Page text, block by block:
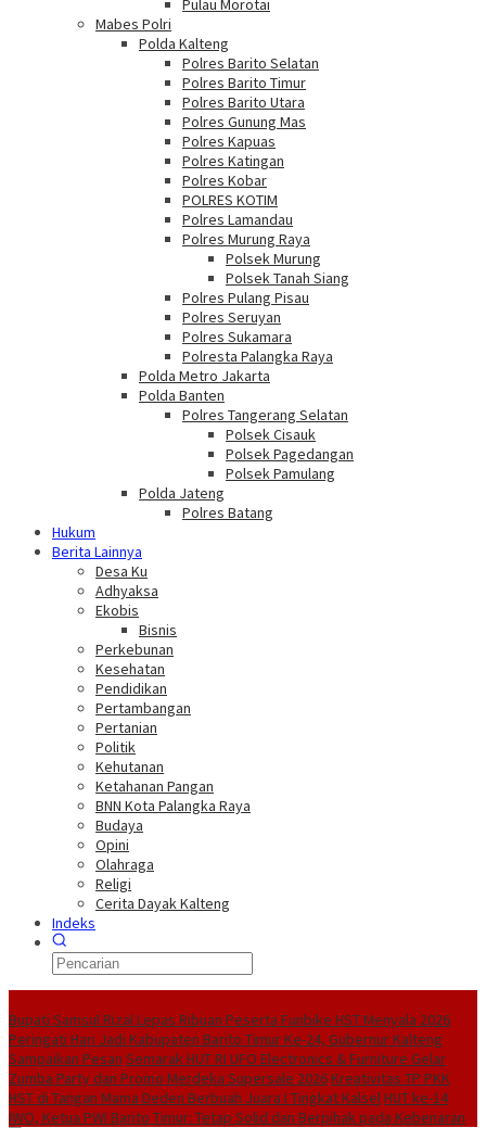
Pulau Morotai
Mabes Polri
Polda Kalteng
Polres Barito Selatan
Polres Barito Timur
Polres Barito Utara
Polres Gunung Mas
Polres Kapuas
Polres Katingan
Polres Kobar
POLRES KOTIM
Polres Lamandau
Polres Murung Raya
Polsek Murung
Polsek Tanah Siang
Polres Pulang Pisau
Polres Seruyan
Polres Sukamara
Polresta Palangka Raya
Polda Metro Jakarta
Polda Banten
Polres Tangerang Selatan
Polsek Cisauk
Polsek Pagedangan
Polsek Pamulang
Polda Jateng
Polres Batang
Hukum
Berita Lainnya
Desa Ku
Adhyaksa
Ekobis
Bisnis
Perkebunan
Kesehatan
Pendidikan
Pertambangan
Pertanian
Politik
Kehutanan
Ketahanan Pangan
BNN Kota Palangka Raya
Budaya
Opini
Olahraga
Religi
Cerita Dayak Kalteng
Indeks
Bupati Samsul Rizal Lepas Ribuan Peserta Funbike HST Menyala 2026
Peringati Hari Jadi Kabupaten Barito Timur Ke-24, Gubernur Kalteng
Sampaikan Pesan Semarak HUT RI UFO Electronics & Furniture Gelar
Zumba Party dan Promo Merdeka Supersale 2026Kreativitas TP PKK
HST di Tangan Mama Deden Berbuah Juara I Tingkat KalselHUT ke-14
IWO, Ketua PWI Barito Timur: Tetap Solid dan Berpihak pada Kebenaran